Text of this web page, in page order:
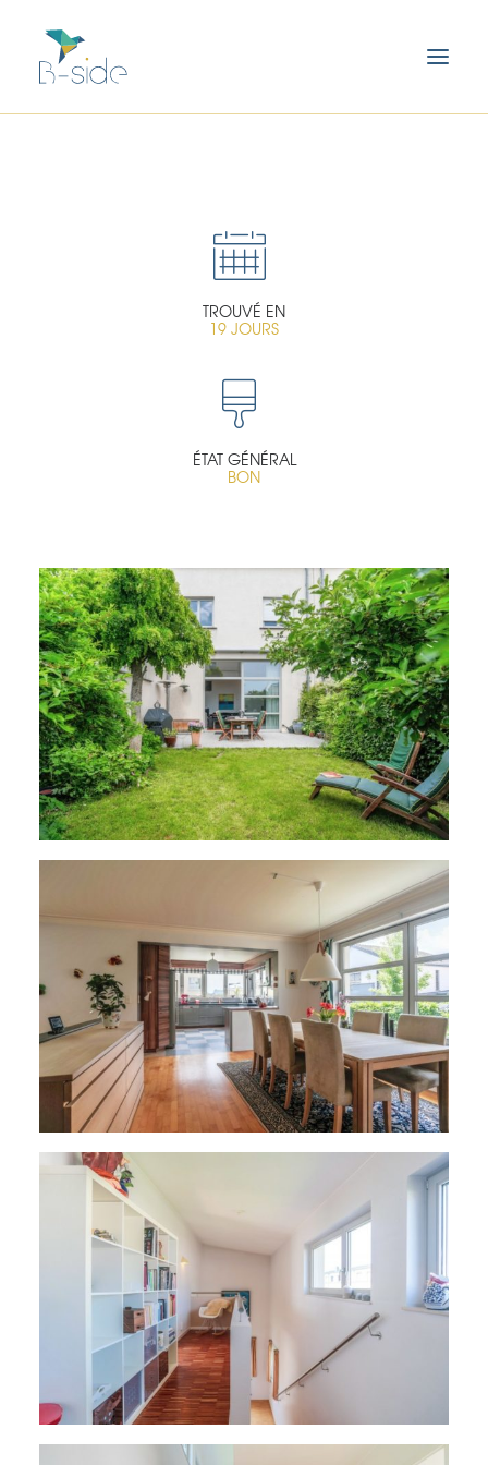
TROUVÉ EN
19 JOURS
ÉTAT GÉNÉRAL
BON